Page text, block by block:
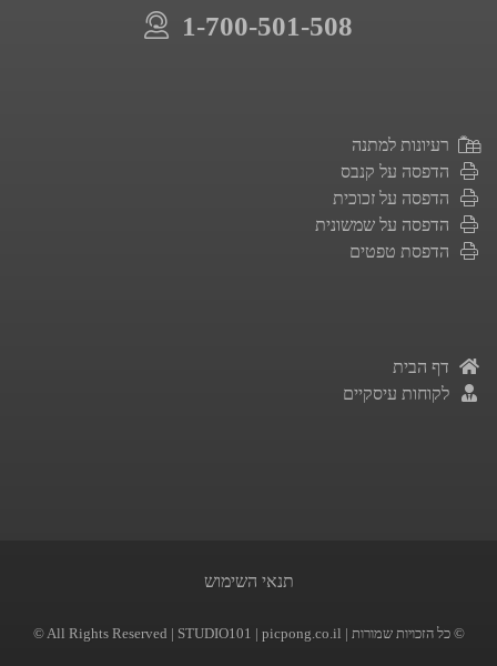
1-700-501-508
רעיונות למתנה
הדפסה על קנבס
הדפסה על זכוכית
הדפסה על שמשונית
הדפסת טפטים
דף הבית
לקוחות עיסקיים
תנאי השימוש
© All Rights Reserved | STUDIO101 | picpong.co.il | כל הזכויות שמורות ©